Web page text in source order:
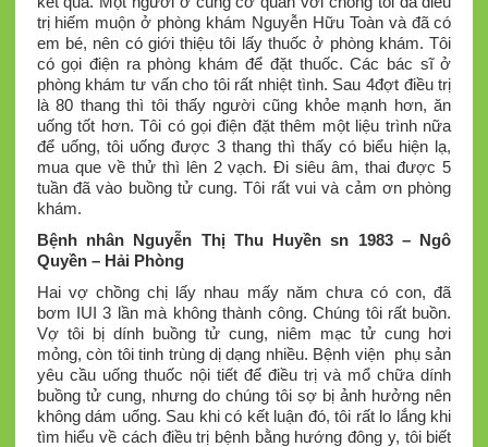
trị hiếm muộn ở phòng khám Nguyễn Hữu Toàn và đã có
em bé, nên có giới thiệu tôi lấy thuốc ở phòng khám. Tôi
có gọi điện ra phòng khám để đặt thuốc. Các bác sĩ ở
phòng khám tư vấn cho tôi rất nhiệt tình. Sau 4đợt điều trị
là 80 thang thì tôi thấy người cũng khỏe mạnh hơn, ăn
uống tốt hơn. Tôi có gọi điện đặt thêm một liệu trình nữa
để uống, tôi uống được 3 thang thì thấy có biểu hiện lạ,
mua que về thử thì lên 2 vạch. Đi siêu âm, thai được 5
tuần đã vào buồng tử cung. Tôi rất vui và cảm ơn phòng
khám.
Bệnh nhân Nguyễn Thị Thu Huyền sn 1983 – Ngô
Quyền – Hải Phòng
Hai vợ chồng chị lấy nhau mấy năm chưa có con, đã
bơm IUI 3 lần mà không thành công. Chúng tôi rất buồn.
Vợ tôi bị dính buồng tử cung, niêm mạc tử cung hơi
mỏng, còn tôi tinh trùng dị dạng nhiều. Bệnh viện phụ sản
yêu cầu uống thuốc nội tiết để điều trị và mổ chữa dính
buồng tử cung, nhưng do chúng tôi sợ bị ảnh hưởng nên
không dám uống. Sau khi có kết luận đó, tôi rất lo lắng khi
tìm hiểu về cách điều trị bệnh bằng hướng đông y, tôi biết